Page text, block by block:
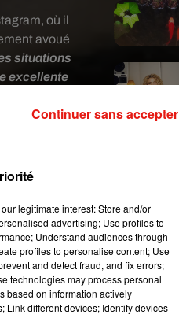
où il
avoué
situations
excellente
abandonner,
legitimate interest: Store and/or
advertising; Use profiles to
Understand audiences through
profiles to personalise content; Use
and detect fraud, and fix errors;
technologies may process personal
based on information actively
Link different devices; Identify devices
Continuer sans accepter